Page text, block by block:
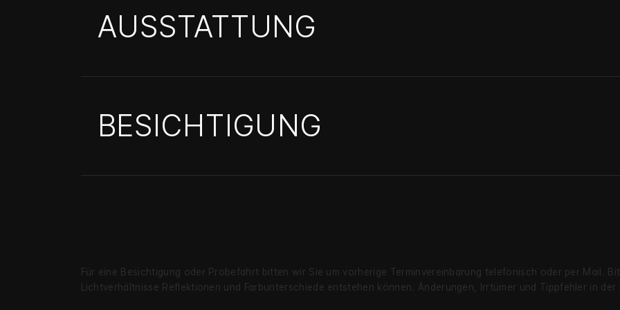
AUSSTATTUNG
BESICHTIGUNG
Für eine Besichtigung oder Probe­fahrt bitten wir Sie um vorherige Termin­verein­barung telefonisch oder per Mail.
Licht­verhältnisse Reflekt­ionen und Farb­unter­schiede entstehen können. Änderungen, Irrtümer und Tipp­fehler in